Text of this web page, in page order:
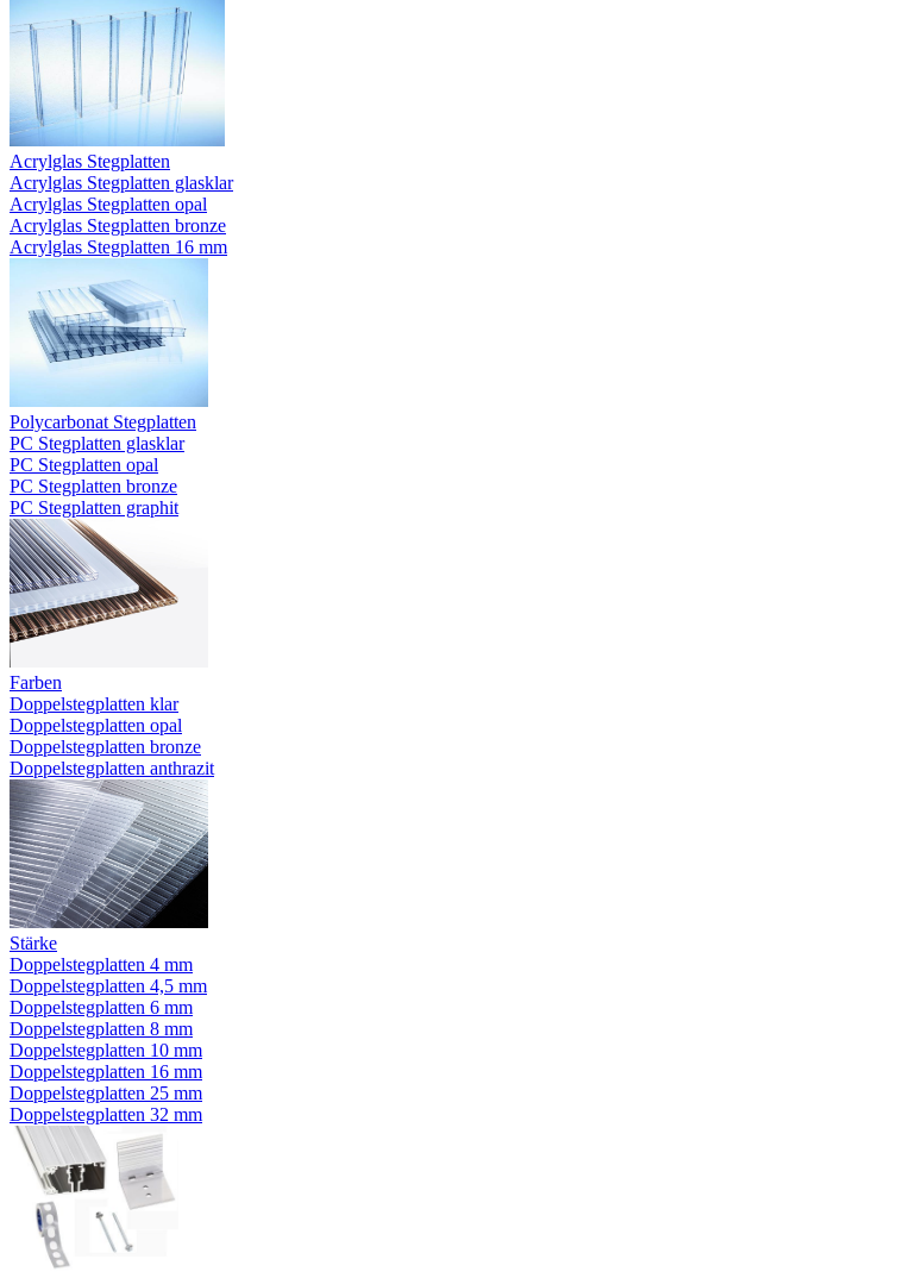
Acrylglas Stegplatten
Acrylglas Stegplatten glasklar
Acrylglas Stegplatten opal
Acrylglas Stegplatten bronze
Acrylglas Stegplatten 16 mm
Polycarbonat Stegplatten
PC Stegplatten glasklar
PC Stegplatten opal
PC Stegplatten bronze
PC Stegplatten graphit
Farben
Doppelstegplatten klar
Doppelstegplatten opal
Doppelstegplatten bronze
Doppelstegplatten anthrazit
Stärke
Doppelstegplatten 4 mm
Doppelstegplatten 4,5 mm
Doppelstegplatten 6 mm
Doppelstegplatten 8 mm
Doppelstegplatten 10 mm
Doppelstegplatten 16 mm
Doppelstegplatten 25 mm
Doppelstegplatten 32 mm